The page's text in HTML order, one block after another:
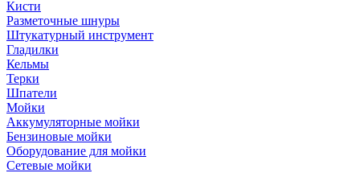
Кисти
Разметочные шнуры
Штукатурный инструмент
Гладилки
Кельмы
Терки
Шпатели
Мойки
Аккумуляторные мойки
Бензиновые мойки
Оборудование для мойки
Сетевые мойки